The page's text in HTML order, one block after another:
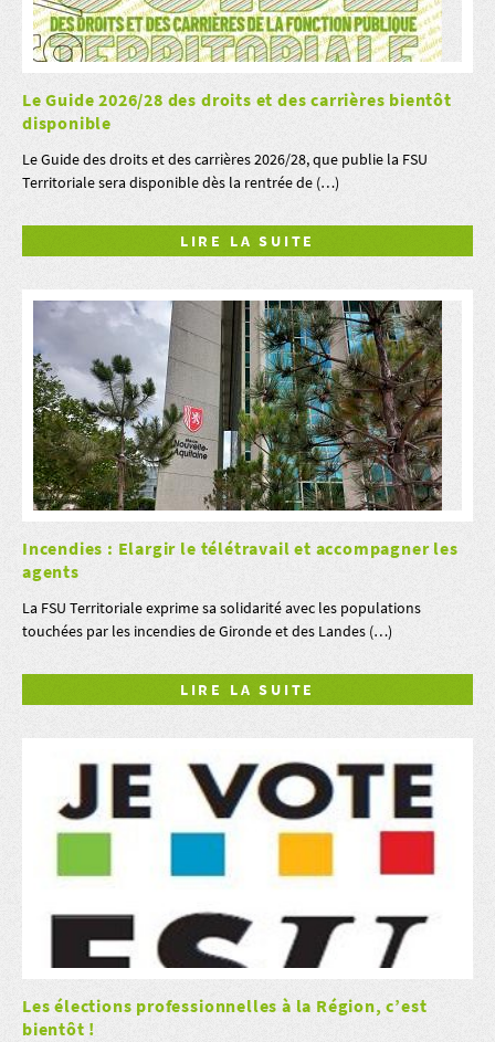
Le Guide 2026/28 des droits et des carrières bientôt
disponible
Le Guide des droits et des carrières 2026/28, que publie la FSU
Territoriale sera disponible dès la rentrée de (…)
LIRE LA SUITE
Incendies : Elargir le télétravail et accompagner les
agents
La FSU Territoriale exprime sa solidarité avec les populations
touchées par les incendies de Gironde et des Landes (…)
LIRE LA SUITE
Les élections professionnelles à la Région, c’est
bientôt !